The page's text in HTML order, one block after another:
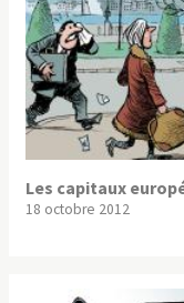
Les capitaux
18 octobre 2012